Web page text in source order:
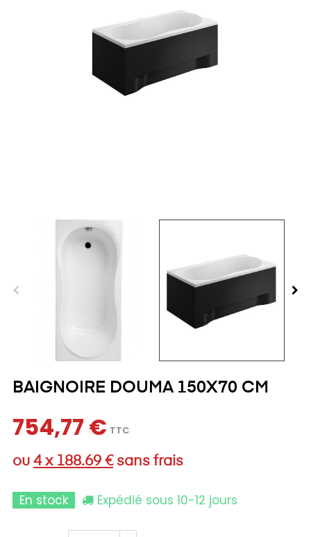
BAIGNOIRE DOUMA 150X70 CM
754,77 € TTC
ou 4 x 188.69 €sans frais
En stock Expédié sous 10-12 jours